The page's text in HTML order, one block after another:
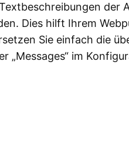
der
Dies hilft Ihrem
Sie einfach die
„Messages“ im